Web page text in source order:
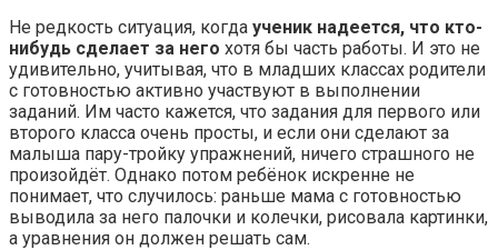
Не редкость ситуация, когда ученик надеется, что кто-
нибудь сделает за него хотя бы часть работы. И это не
удивительно, учитывая, что в младших классах родители
с готовностью активно участвуют в выполнении
заданий. Им часто кажется, что задания для первого или
второго класса очень просты, и если они сделают за
малыша пару-тройку упражнений, ничего страшного не
произойдёт. Однако потом ребёнок искренне не
понимает, что случилось: раньше мама с готовностью
выводила за него палочки и колечки, рисовала картинки,
а уравнения он должен решать сам.